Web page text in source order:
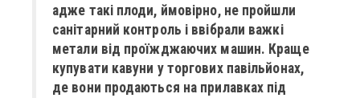
адже такі плоди, ймовірно, не пройшли
санітарний контроль і ввібрали важкі
метали від проїжджаючих машин. Краще
купувати кавуни у торгових павільйонах,
де вони продаються на прилавках під